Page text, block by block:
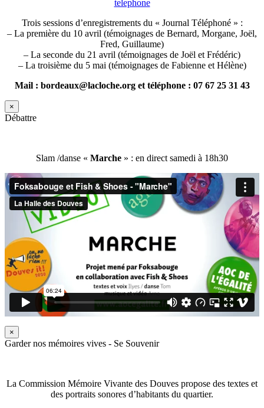
telephone
Trois sessions d’enregistrements du « Journal Téléphoné » :
– La première du 10 avril (témoignages de Bernard, Morgane, Joël,
Fred, Guillaume)
– La seconde du 21 avril (témoignages de Joël et Frédéric)
– La troisième du 5 mai (témoignages de Fabienne et Hélène)
Mail : bordeaux@lacloche.org et téléphone : 07 67 25 31 43
×
Débattre
Slam /danse « Marche » : en direct samedi à 18h30
×
Garder nos mémoires vives - Se Souvenir
La Commission Mémoire Vivante des Douves propose des textes et
des portraits sonores d’habitants du quartier.